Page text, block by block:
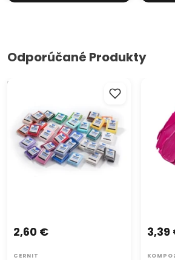
Odporúčané Produkty
Modelovacia hmota Cernit
2,60 €
CERNIT
ART
3,39